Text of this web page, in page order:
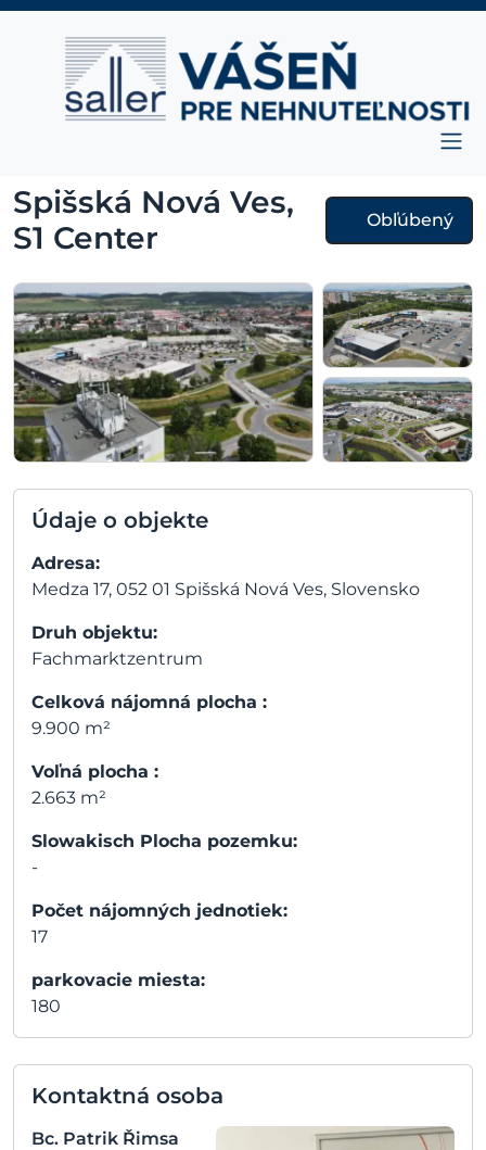
Hlavná navigácia
Spišská Nová Ves,
S1 Center
Obľúbený
Údaje o objekte
Adresa:
Medza 17, 052 01 Spišská Nová Ves, Slovensko
Druh objektu:
Fachmarktzentrum
Celková nájomná plocha :
9.900 m²
Voľná plocha :
2.663 m²
Slowakisch Plocha pozemku:
-
Počet nájomných jednotiek:
17
parkovacie miesta:
180
Kontaktná osoba
Bc. Patrik Řimsa